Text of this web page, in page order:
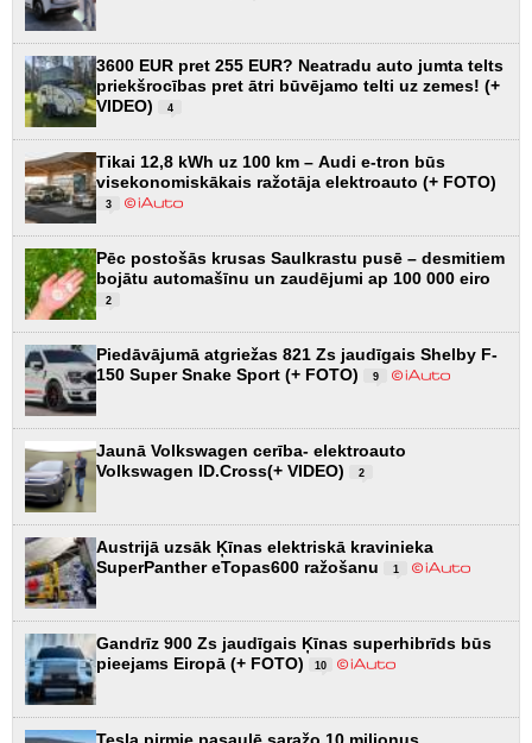
3600 EUR pret 255 EUR? Neatradu auto jumta telts
priekšrocības pret ātri būvējamo telti uz zemes! (+
VIDEO)
4
Tikai 12,8 kWh uz 100 km – Audi e-tron būs
visekonomiskākais ražotāja elektroauto (+ FOTO)
3
Pēc postošās krusas Saulkrastu pusē – desmitiem
bojātu automašīnu un zaudējumi ap 100 000 eiro
2
Piedāvājumā atgriežas 821 Zs jaudīgais Shelby F-
150 Super Snake Sport (+ FOTO)
9
Jaunā Volkswagen cerība- elektroauto
Volkswagen ID.Cross(+ VIDEO)
2
Austrijā uzsāk Ķīnas elektriskā kravinieka
SuperPanther eTopas600 ražošanu
1
Gandrīz 900 Zs jaudīgais Ķīnas superhibrīds būs
pieejams Eiropā (+ FOTO)
10
Tesla pirmie pasaulē saražo 10 miljonus